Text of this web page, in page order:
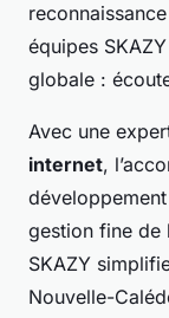
équipes
globale :
Avec une
internet,
gestion fine de
SKAZY
Nouvelle-